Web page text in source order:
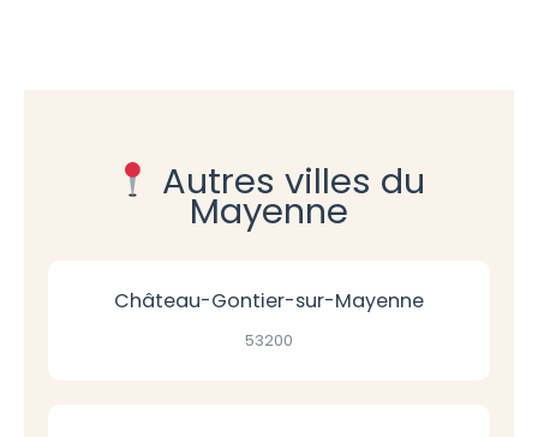
Autres villes du
Mayenne
Château-Gontier-sur-Mayenne
53200